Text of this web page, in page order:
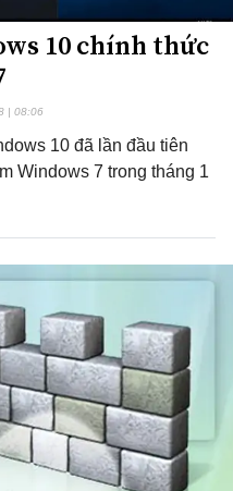
10 chính thức
| 08:06
10 đã lần đầu tiên
Windows 7 trong tháng 1